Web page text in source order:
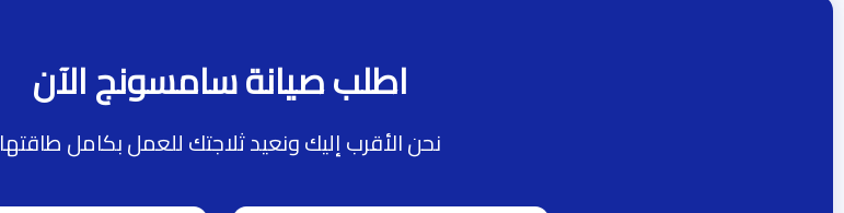
اطلب صيانة سامسونج الآن
نحن الأقرب إليك ونعيد ثلاجتك للعمل بكامل طاقتها